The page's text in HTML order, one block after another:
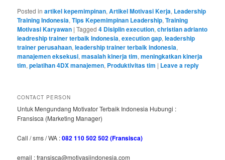
Posted in artikel kepemimpinan,Artikel Motivasi Kerja, Leadership
Training Indonesia,Tips Kepemimpinan Leadership,Training
Motivasi Karyawan |Tagged 4 Disiplin execution,christian adrianto
leadreship trainer terbaik Indonesia,execution gap,leadership
trainer perusahaan,leadership trainer terbaik indonesia,
manajemen eksekusi,masalah kinerja tim,meningkatkan kinerja
tim,pelatihan 4DX manajemen, Produktivitas tim | Leave a reply
CONTACT PERSON
Untuk Mengundang Motivator Terbaik Indonesia Hubungi :
Fransisca (Marketing Manager)
Call / sms / WA :082 110 502 502 (Fransisca)
email : fransisca@motivasiindonesia.com